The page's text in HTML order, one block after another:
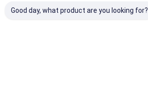
Good day, what product are you looking for?